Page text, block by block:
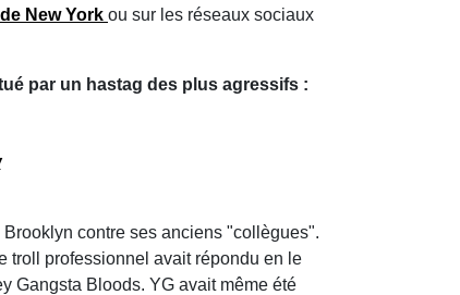
New York ou sur les réseaux sociaux
par un hastag des plus agressifs :
contre ses anciens "collègues".
troll professionnel avait répondu en le
Gangsta Bloods. YG avait même été